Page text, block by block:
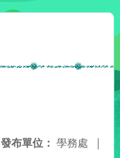
發布單位： 學務處 |